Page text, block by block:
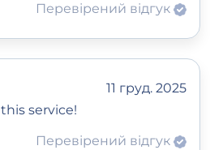
Перевірений відгук
11 груд. 2025
service!
Перевірений відгук